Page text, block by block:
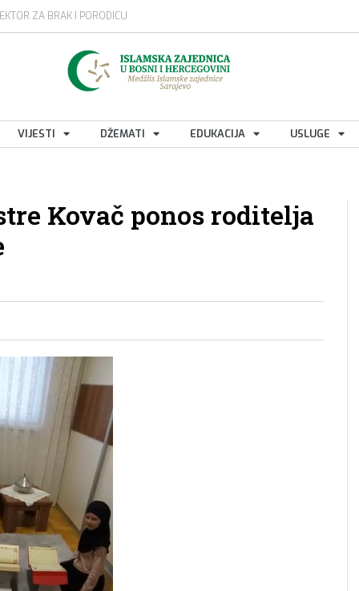
ZA BRAK I PORODICU
VIJESTI DŽEMATI EDUKACIJA USLUGE
Kovač ponos roditelja